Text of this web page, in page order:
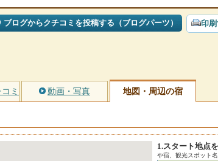
ブログからクチコミを投稿する（ブログパーツ） 印
ミ 動画・写真 地図・周辺の宿
1.スタート地点
や宿、観光スポット